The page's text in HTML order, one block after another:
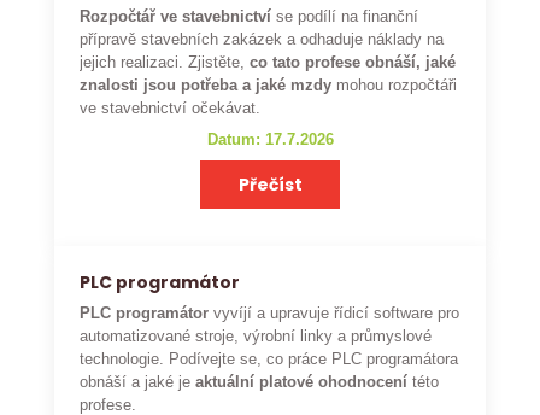
Rozpočtář ve stavebnictví se podílí na finanční
přípravě stavebních zakázek a odhaduje náklady na
jejich realizaci. Zjistěte,co tato profese obnáší, jaké
znalosti jsou potřeba a jaké mzdy mohou rozpočtáři
ve stavebnictví očekávat.
Datum: 17.7.2026
Přečíst
PLC programátor
PLC programátor vyvíjí a upravuje řídicí software pro
automatizované stroje, výrobní linky a průmyslové
technologie. Podívejte se, co práce PLC programátora
obnáší a jaké je aktuální platové ohodnocení této
profese.